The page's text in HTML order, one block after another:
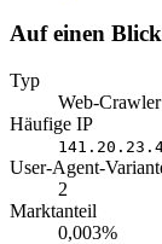
Auf einen Blick
Typ
Web-Crawler
Häufige IP
User-Agent-
2
Marktanteil
0,003%